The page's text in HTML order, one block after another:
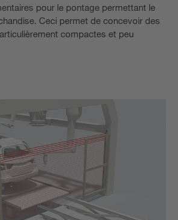
pour le pontage permettant le
Ceci permet de concevoir des
compactes et peu